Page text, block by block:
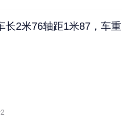
长2米76轴距1米87，车重